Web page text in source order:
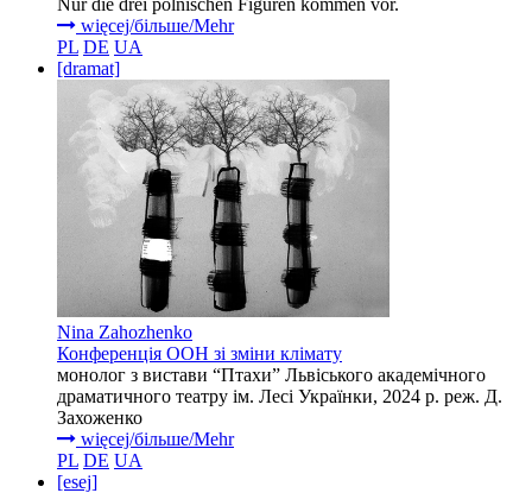
Nur die drei polnischen Figuren kommen vor.
więcej/більше/Mehr
PL DE UA
[dramat]
Nina Zahozhenko
Конференція ООН зі зміни клімату
монолог з вистави “Птахи” Львіського академічного
драматичного театру ім. Лесі Українки, 2024 р. реж. Д.
Захоженко
więcej/більше/Mehr
PL DE UA
[esej]